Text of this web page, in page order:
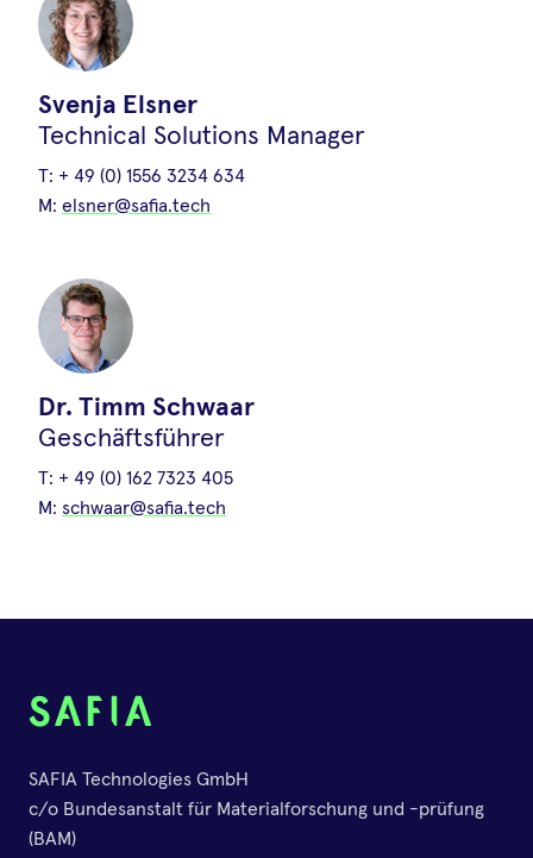
5 häufige
Herausforderungen bei der
10.Juli.2025
– und wie Sie ihnen erfolgreich
begegnen
Lebensmittelsicherheit
Ein Projekt, kofinanziert von der
Europäischen union
Svenja Elsner
Technical Solutions Manager
T: + 49 (0) 1556 3234 634
M: elsner@safia.tech
Dr. Timm Schwaar
Geschäftsführer
T: + 49 (0) 162 7323 405
M: schwaar@safia.tech
SAFIA Technologies GmbH
c/o Bundesanstalt für Materialforschung und -prüfung
(BAM)